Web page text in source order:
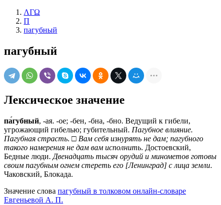
ΛΓΩ
П
пагубный
пагубный
Лексическое значение
па́губный, -ая. -ое; -бен, -бна, -бно. Ведущий к гибели,
угрожающий гибелью; губительный. Пагубное влияние.
Пагубная страсть. □ Вам себя изнурять не дам; пагубного
такого намерения не дам вам исполнить. Достоевский,
Бедные люди. Двенадцать тысяч орудий и минометов готовы
своим пагубным огнем стереть его [Ленинград] с лица земли.
Чаковский, Блокада.
Значение слова пагубный в толковом онлайн-словаре
Евгеньевой А. П.